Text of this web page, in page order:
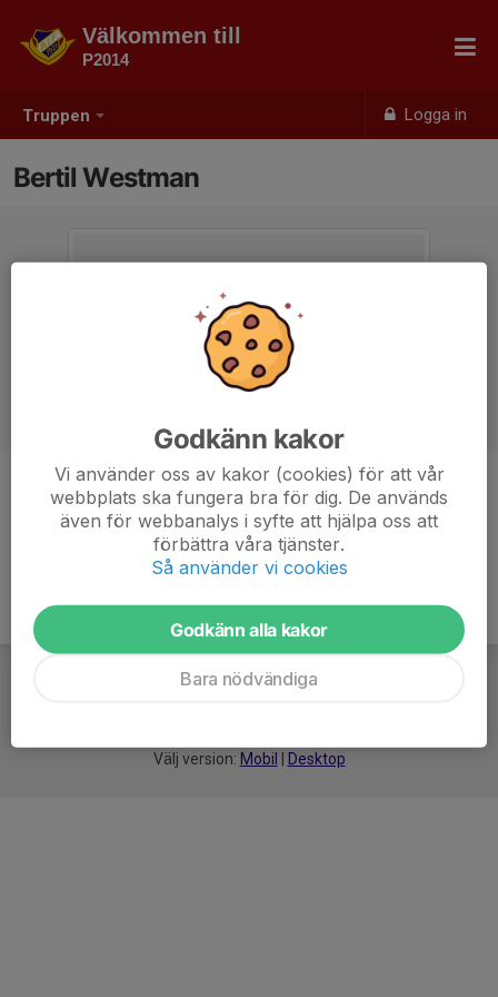
Truppen Logga in
Välkommen till
P2014
Bertil Westman
Ålder 11 år
Välj version: Mobil Desktop
Godkänn kakor
Vi använder oss av kakor (cookies) för att vår
webbplats ska fungera bra för dig. De används
även för webbanalys i syfte att hjälpa oss att
förbättra våra tjänster.
Så använder vi cookies
Godkänn alla kakor
Bara nödvändiga